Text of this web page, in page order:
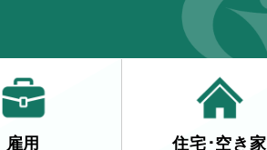
雇用 住宅･空き家